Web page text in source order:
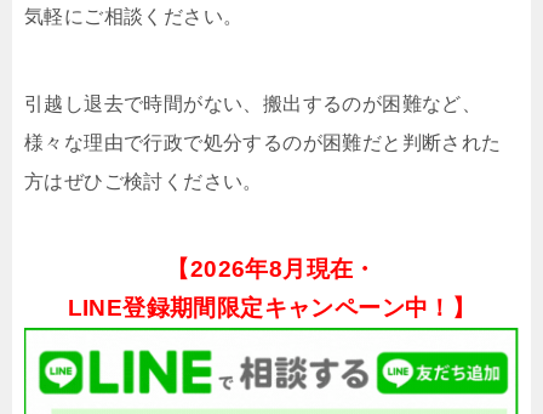
気軽にご相談ください。
引越し退去で時間がない、搬出するのが困難など、
様々な理由で行政で処分するのが困難だと判断された
方はぜひご検討ください。
【2026年8月現在・
LINE登録期間限定キャンペーン中！】